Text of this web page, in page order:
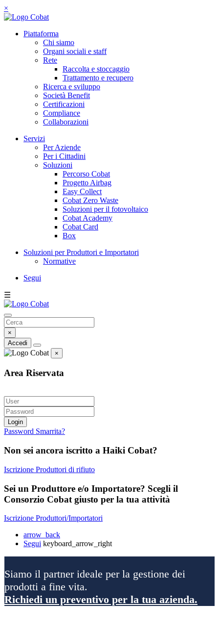
×
Piattaforma
Chi siamo
Organi sociali e staff
Rete
Raccolta e stoccaggio
Trattamento e recupero
Ricerca e sviluppo
Società Benefit
Certificazioni
Compliance
Collaborazioni
Servizi
Per Aziende
Per i Cittadini
Soluzioni
Percorso Cobat
Progetto Airbag
Easy Collect
Cobat Zero Waste
Soluzioni per il fotovoltaico
Cobat Academy
Cobat Card
Box
Soluzioni per Produttori e Importatori
Normative
Segui
☰
×
Accedi
×
Area Riservata
Login
Password Smarrita?
Non sei ancora iscritto a Haiki Cobat?
Iscrizione Produttori di rifiuto
Sei un Produttore e/o Importatore? Scegli il
Consorzio Cobat giusto per la tua attività
Iscrizione Produttori/Importatori
arrow_back
Segui keyboard_arrow_right
Siamo il partner ideale per la gestione dei
prodotti a fine vita.
Richiedi un preventivo per la tua azienda.